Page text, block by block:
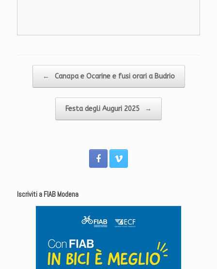
←
Canapa e Ocarine e fusi orari a Budrio
Festa degli Auguri 2025 →
Iscriviti a FIAB Modena